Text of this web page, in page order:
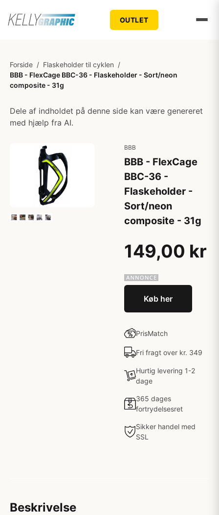
OUTLET
Forside / Flaskeholder til cyklen /
BBB - FlexCage BBC-36 - Flaskeholder - Sort/neon
composite - 31g
Dele af indholdet på denne side kan være genereret
med hjælp fra AI.
BBB
BBB - FlexCage
BBC-36 -
Flaskeholder -
Sort/neon
composite - 31g
149,00 kr
Køb her
PrisMatch
Fri fragt over kr. 349
Hurtig levering 1-2
dage
365 dages
fortrydelsesret
Sikker handel med
SSL
Beskrivelse